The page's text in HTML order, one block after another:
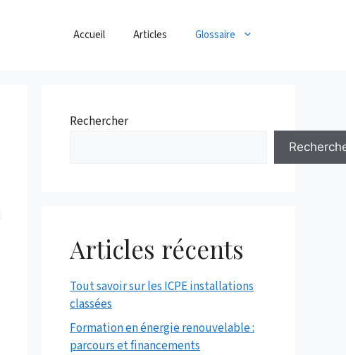
Accueil Articles Glossaire
Rechercher
Articles récents
Tout savoir sur les ICPE installations
classées
Formation en énergie renouvelable :
parcours et financements